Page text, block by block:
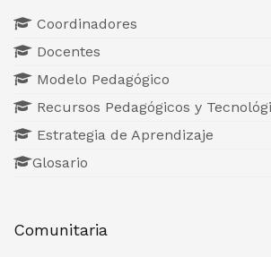
Coordinadores
Docentes
Modelo Pedagógico
Recursos Pedagógicos y
Estrategia de Aprendizaje
Glosario
Comunitaria